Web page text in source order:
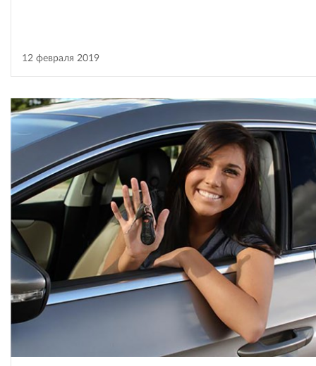
12 февраля 2019